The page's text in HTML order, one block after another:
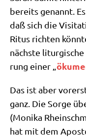
bereits genannt.
daß sich die
Ritus rich­ten
näch­ste
rung einer „
Das ist aber
ganz. Die Sor­ge
(Moni­ka
hat mit dem